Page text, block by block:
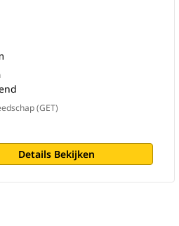
(GET)
Details Bekijken